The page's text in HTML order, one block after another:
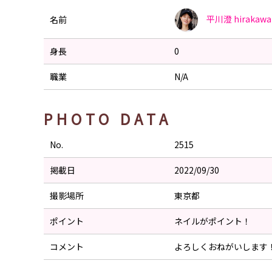
名前 平川澄 hirakawa
身長 0
職業 N/A
PHOTO DATA
No. 2515
掲載日 2022/09/30
撮影場所 東京都
ポイント ネイルがポイント！
コメント よろしくおねがいします